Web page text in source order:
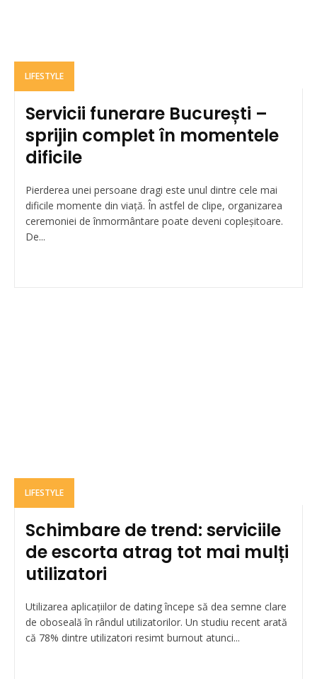
LIFESTYLE
Servicii funerare București –
sprijin complet în momentele
dificile
Pierderea unei persoane dragi este unul dintre cele mai
dificile momente din viață. În astfel de clipe, organizarea
ceremoniei de înmormântare poate deveni copleșitoare.
De...
LIFESTYLE
Schimbare de trend: serviciile
de escorta atrag tot mai mulți
utilizatori
Utilizarea aplicațiilor de dating începe să dea semne clare
de oboseală în rândul utilizatorilor. Un studiu recent arată
că 78% dintre utilizatori resimt burnout atunci...